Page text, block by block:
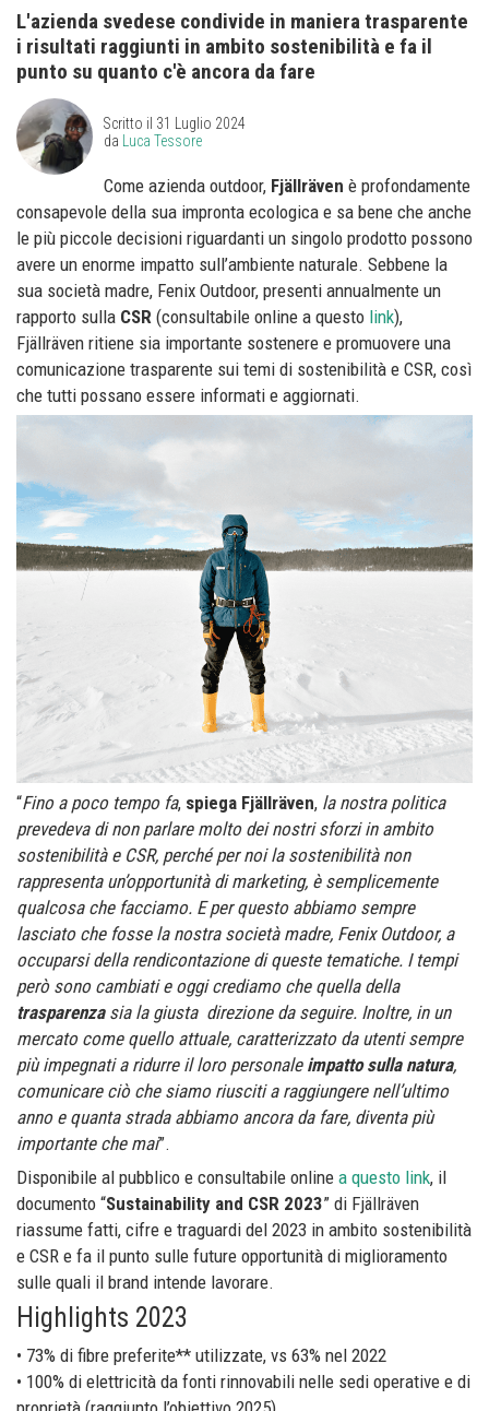
L'azienda svedese condivide in maniera trasparente
i risultati raggiunti in ambito sostenibilità e fa il
punto su quanto c'è ancora da fare
Scritto il 31 Luglio 2024
da Luca Tessore
Come azienda outdoor, Fjällräven è profondamente
consapevole della sua impronta ecologica e sa bene che anche
le più piccole decisioni riguardanti un singolo prodotto possono
avere un enorme impatto sull’ambiente naturale. Sebbene la
sua società madre, Fenix Outdoor, presenti annualmente un
rapporto sulla CSR (consultabile online a questo link),
Fjällräven ritiene sia importante sostenere e promuovere una
comunicazione trasparente sui temi di sostenibilità e CSR, così
che tutti possano essere informati e aggiornati.
“Fino a poco tempo fa, spiega Fjällräven, la nostra politica
prevedeva di non parlare molto dei nostri sforzi in ambito
sostenibilità e CSR, perché per noi la sostenibilità non
rappresenta un’opportunità di marketing, è semplicemente
qualcosa che facciamo. E per questo abbiamo sempre
lasciato che fosse la nostra società madre, Fenix Outdoor, a
occuparsi della rendicontazione di queste tematiche. I tempi
però sono cambiati e oggi crediamo che quella della
trasparenzasia la giusta direzione da seguire. Inoltre, in un
mercato come quello attuale, caratterizzato da utenti sempre
più impegnati a ridurre il loro personaleimpatto sulla natura,
comunicare ciò che siamo riusciti a raggiungere nell’ultimo
anno e quanta strada abbiamo ancora da fare, diventa più
importante che mai”.
Disponibile al pubblico e consultabile online a questo link, il
documento “Sustainability and CSR 2023” di Fjällräven
riassume fatti, cifre e traguardi del 2023 in ambito sostenibilità
e CSR e fa il punto sulle future opportunità di miglioramento
sulle quali il brand intende lavorare.
Highlights 2023
• 73% di fibre preferite** utilizzate, vs 63% nel 2022
• 100% di elettricità da fonti rinnovabili nelle sedi operative e di